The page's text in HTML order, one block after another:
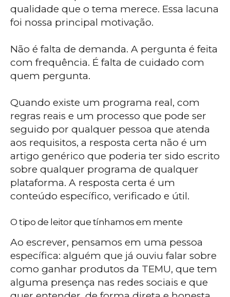
qualidade que o tema merece. Essa lacuna
foi nossa principal motivação.
Não é falta de demanda. A pergunta é feita
com frequência. É falta de cuidado com
quem pergunta.
Quando existe um programa real, com
regras reais e um processo que pode ser
seguido por qualquer pessoa que atenda
aos requisitos, a resposta certa não é um
artigo genérico que poderia ter sido escrito
sobre qualquer programa de qualquer
plataforma. A resposta certa é um
conteúdo específico, verificado e útil.
O tipo de leitor que tínhamos em mente
Ao escrever, pensamos em uma pessoa
específica: alguém que já ouviu falar sobre
como ganhar produtos da TEMU, que tem
alguma presença nas redes sociais e que